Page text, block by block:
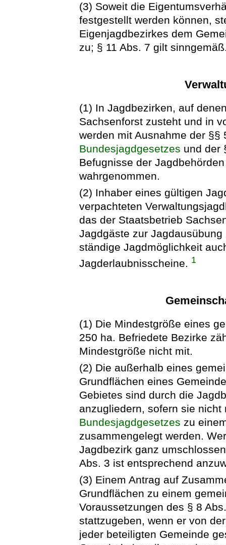
(3) Soweit die
festgestellt werden können,
Eigenjagdbezirkes dem
zu; § 11 Abs. 7 gilt
(1) In Jagdbezirken, auf
Sachsenforst zusteht und in
werden mit Ausnahme der §§
Bundesjagdgesetzes und der
Befugnisse der
wahrgenommen.
(2) Inhaber eines gültigen
verpachteten
das der Staatsbetrieb
Jagdgäste zur
ständige Jagdmöglichkeit
Jagderlaubnisscheine. 1
(1) Die Mindestgröße eines
250 ha. Befriedete Bezirke
Mindestgröße nicht mit.
(2) Die außerhalb eines
Grundflächen eines
Gebietes sind durch die
anzugliedern, sofern sie nicht
Bundesjagdgesetzes zu
zusammengelegt werden.
Jagdbezirk ganz
Abs. 3 ist entsprechend
(3) Einem Antrag auf
Grundflächen zu einem
Voraussetzungen des § 8
stattzugeben, wenn er von
jeder beteiligten Gemeinde